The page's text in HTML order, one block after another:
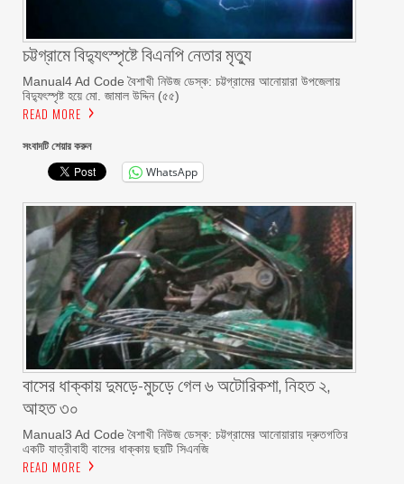
চট্টগ্রামে বিদ্যুৎস্পৃষ্টে বিএনপি নেতার মৃত্যু
Manual4 Ad Code বৈশাখী নিউজ ডেস্ক: চট্টগ্রামের আনোয়ারা উপজেলায়
বিদ্যুৎস্পৃষ্ট হয়ে মো. জামাল উদ্দিন (৫৫)
READ MORE
সংবাদটি শেয়ার করুন
WhatsApp
বাসের ধাক্কায় দুমড়ে-মুচড়ে গেল ৬ অটোরিকশা, নিহত ২,
আহত ৩০
Manual3 Ad Code বৈশাখী নিউজ ডেস্ক: চট্টগ্রামের আনোয়ারায় দ্রুতগতির
একটি যাত্রীবাহী বাসের ধাক্কায় ছয়টি সিএনজি
READ MORE